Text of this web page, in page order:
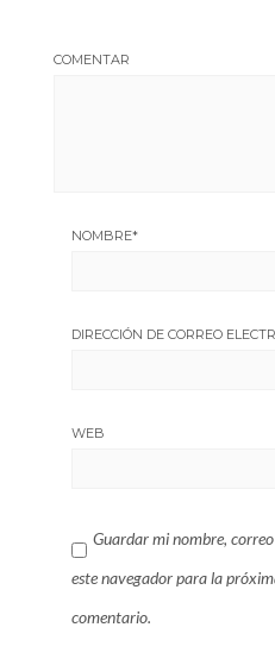
COMENTAR
NOMBRE*
DIRECCIÓN DE CORREO
WEB
Guardar mi nombre,
este navegador para la
comentario.